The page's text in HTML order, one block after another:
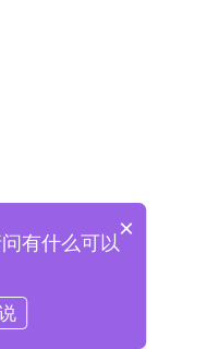
德官网用户协议》
×
有什么可以